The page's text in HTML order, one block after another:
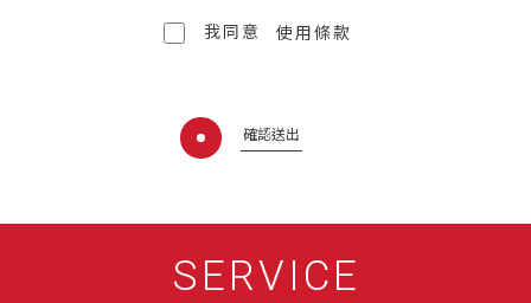
我同意 使用條款
確認送出
SERVICE